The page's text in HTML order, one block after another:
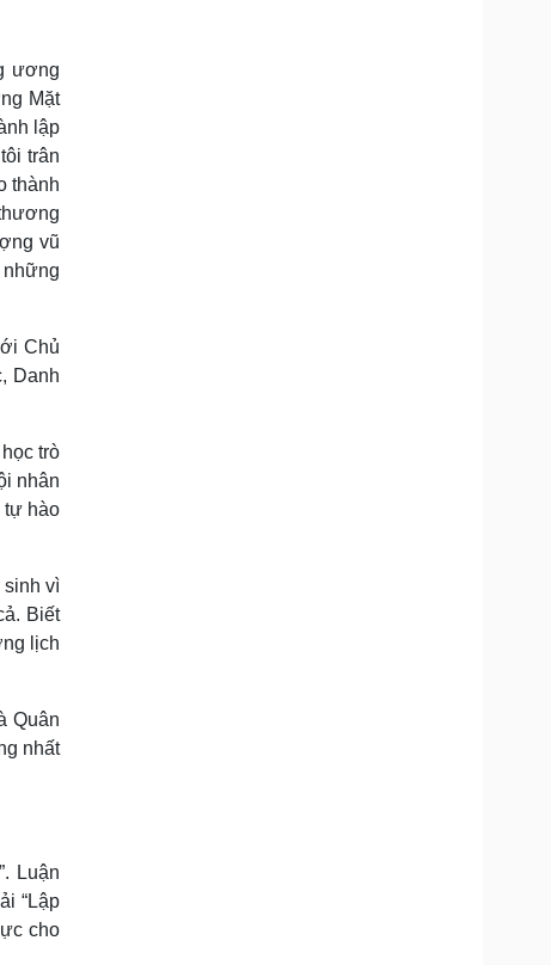
ương
Mặt
lập
trân
thành
vũ
Chủ
Danh
trò
nhân
tự hào
sinh vì
Biết
lịch
Quân
nhất
Luận
“Lập
cho